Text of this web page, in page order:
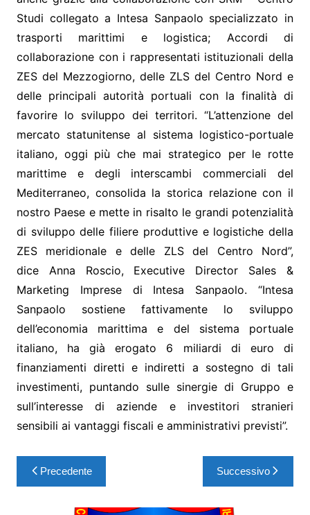
Studi collegato a Intesa Sanpaolo specializzato in
trasporti marittimi e logistica; Accordi di
collaborazione con i rappresentati istituzionali della
ZES del Mezzogiorno, delle ZLS del Centro Nord e
delle principali autorità portuali con la finalità di
favorire lo sviluppo dei territori. “L’attenzione del
mercato statunitense al sistema logistico-portuale
italiano, oggi più che mai strategico per le rotte
marittime e degli interscambi commerciali del
Mediterraneo, consolida la storica relazione con il
nostro Paese e mette in risalto le grandi potenzialità
di sviluppo delle filiere produttive e logistiche della
ZES meridionale e delle ZLS del Centro Nord”,
dice Anna Roscio, Executive Director Sales &
Marketing Imprese di Intesa Sanpaolo. “Intesa
Sanpaolo sostiene fattivamente lo sviluppo
dell’economia marittima e del sistema portuale
italiano, ha già erogato 6 miliardi di euro di
finanziamenti diretti e indiretti a sostegno di tali
investimenti, puntando sulle sinergie di Gruppo e
sull’interesse di aziende e investitori stranieri
sensibili ai vantaggi fiscali e amministrativi previsti”.
Precedente Successivo